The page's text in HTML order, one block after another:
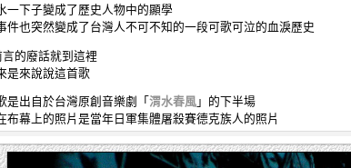
一下子變成了歷史人物中的顯學
件也突然變成了台灣人不可不知的一段可歌可泣的血淚歷史
的廢話就到這裡
是來說說這首歌
是出自於台灣原創音樂劇「 渭水春風」的下半場
布幕上的照片是當年日軍集體屠殺賽德克族人的照片